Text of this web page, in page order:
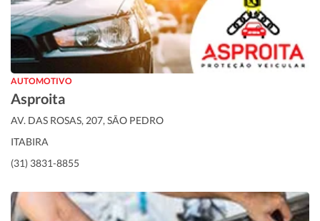
AUTOMOTIVO
Asproita
AV. DAS ROSAS, 207, SÃO PEDRO
ITABIRA
(31) 3831-8855